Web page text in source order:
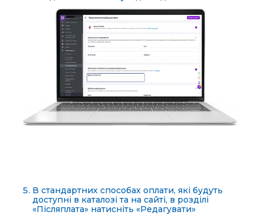
В стандартних способах оплати, які будуть
доступні в каталозі та на сайті, в розділі
«Післяплата» натисніть «Редагувати»